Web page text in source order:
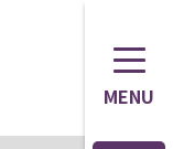
MENU